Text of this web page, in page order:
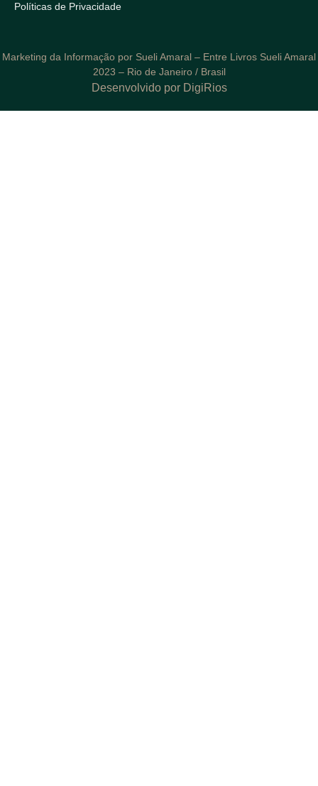
Políticas de Privacidade
Marketing da Informação por Sueli Amaral – Entre Livros Sueli Amaral
2023 – Rio de Janeiro / Brasil
Desenvolvido por DigiRios